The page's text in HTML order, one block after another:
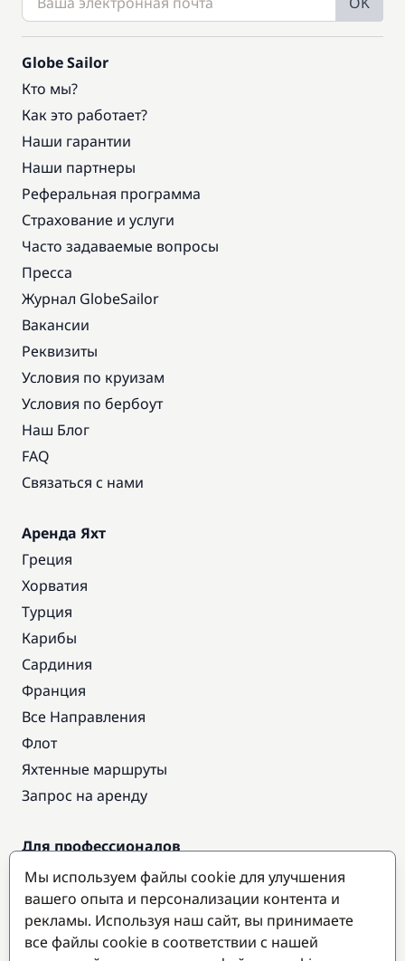
Globe Sailor
Кто мы?
Как это работает?
Наши гарантии
Наши партнеры
Реферальная программа
Страхование и услуги
Часто задаваемые вопросы
Пресса
Журнал GlobeSailor
Вакансии
Реквизиты
Условия по круизам
Условия по бербоут
Наш Блог
FAQ
Связаться с нами
Аренда Яхт
Греция
Хорватия
Турция
Карибы
Сардиния
Франция
Все Направления
Флот
Яхтенные маршруты
Запрос на аренду
Для профессионалов
Доступ про
Стать партнером
Популярные направления
Мы используем файлы cookie для улучшения
вашего опыта и персонализации контента и
рекламы. Используя наш сайт, вы принимаете
все файлы cookie в соответствии с нашей